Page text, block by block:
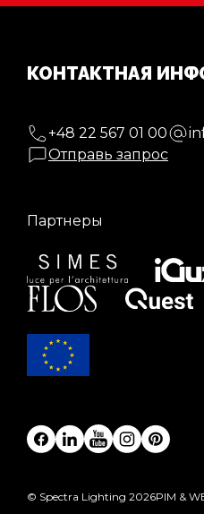
КОНТАКТНАЯ
+48 22 567 01 00
Отправь запрос
Партнеры
© Spectra Lighting 2026PIM &